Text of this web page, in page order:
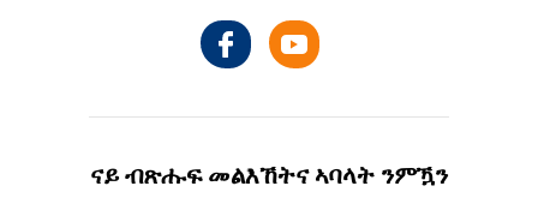
ናይ ብጽሑፍ መልእኸትና ኣባላት ንምዃን